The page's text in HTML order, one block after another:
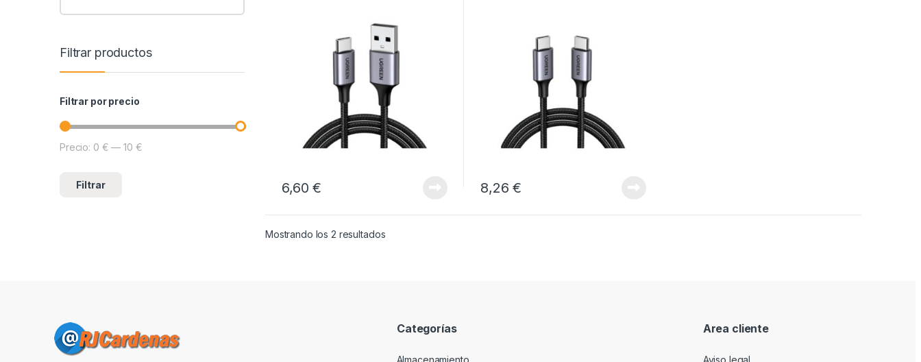
6,60€ 8,26€
Mostrando los 2 resultados
Filtrar productos
Filtrar por precio
Precio mínimo
Precio máximo
Filtrar
Precio: 0 € —10 €
Categorías Area cliente